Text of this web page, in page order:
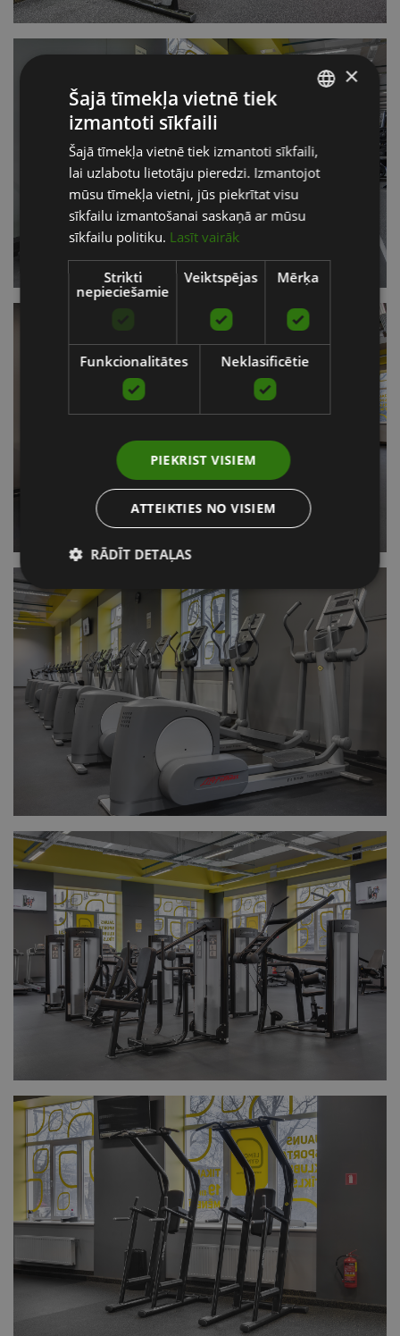
ENGLISH
RUSSIAN
×
Šajā tīmekļa vietnē tiek
izmantoti sīkfaili
Šajā tīmekļa vietnē tiek izmantoti sīkfaili,
lai uzlabotu lietotāju pieredzi. Izmantojot
mūsu tīmekļa vietni, jūs piekrītat visu
sīkfailu izmantošanai saskaņā ar mūsu
sīkfailu politiku. Lasīt vairāk
Strikti
nepieciešamie
Veiktspējas Mērķa
Funkcionalitātes Neklasificētie
PIEKRIST VISIEM
ATTEIKTIES NO VISIEM
RĀDĪT DETAĻAS